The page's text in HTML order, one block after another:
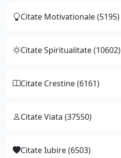
Citate Motivationale (5195)
Citate Spiritualitate (10602)
Citate Crestine (6161)
Citate Viata (37550)
Citate Iubire (6503)